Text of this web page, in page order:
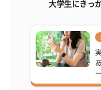
大学生にきっ